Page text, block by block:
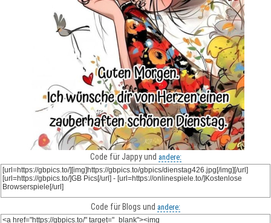
Code für Jappy und andere:
Code für Blogs und andere: